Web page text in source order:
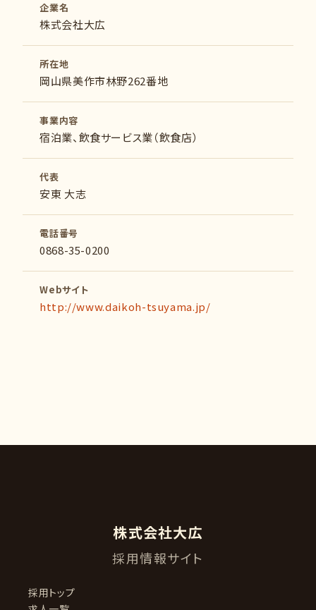
企業名
株式会社大広
所在地
岡山県美作市林野262番地
事業内容
宿泊業、飲食サービス業（飲食店）
代表
安東 大志
電話番号
0868-35-0200
Webサイト
http://www.daikoh-tsuyama.jp/
株式会社大広
採用情報サイト
採用トップ